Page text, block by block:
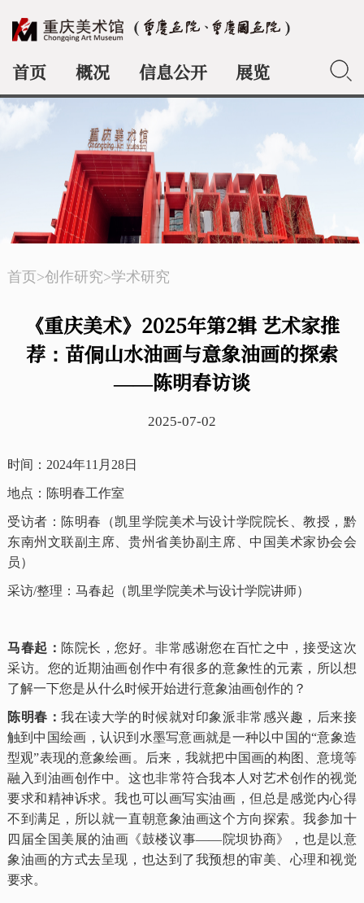
首页 概况 信息公开 展览 典藏
首页>创作研究>学术研究
《重庆美术》2025年第2辑 艺术家推
荐：苗侗山水油画与意象油画的探索
——陈明春访谈
2025-07-02
时间：2024年11月28日
地点：陈明春工作室
受访者：陈明春（凯里学院美术与设计学院院长、教授，黔
东南州文联副主席、贵州省美协副主席、中国美术家协会会
员）
采访/整理：马春起（凯里学院美术与设计学院讲师）
马春起： 陈院长，您好。非常感谢您在百忙之中，接受这次
采访。您的近期油画创作中有很多的意象性的元素，所以想
了解一下您是从什么时候开始进行意象油画创作的？
陈明春：我在读大学的时候就对印象派非常感兴趣，后来接
触到中国绘画，认识到水墨写意画就是一种以中国的“意象造
型观”表现的意象绘画。后来，我就把中国画的构图、意境等
融入到油画创作中。这也非常符合我本人对艺术创作的视觉
要求和精神诉求。我也可以画写实油画，但总是感觉内心得
不到满足，所以就一直朝意象油画这个方向探索。我参加十
四届全国美展的油画《鼓楼议事——院坝协商》，也是以意
象油画的方式去呈现，也达到了我预想的审美、心理和视觉
要求。